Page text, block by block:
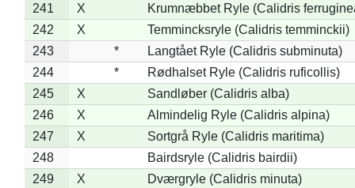
241
X
Krumnæbbet Ryle (Calidris
242
X
Temmincksryle (Calidris temminckii)
243
*
Langtået Ryle (Calidris subminuta)
244
*
Rødhalset Ryle (Calidris ruficollis)
245
X
Sandløber (Calidris alba)
246
X
Almindelig Ryle (Calidris alpina)
247
X
Sortgrå Ryle (Calidris maritima)
248
Bairdsryle (Calidris bairdii)
249
X
Dværgryle (Calidris minuta)